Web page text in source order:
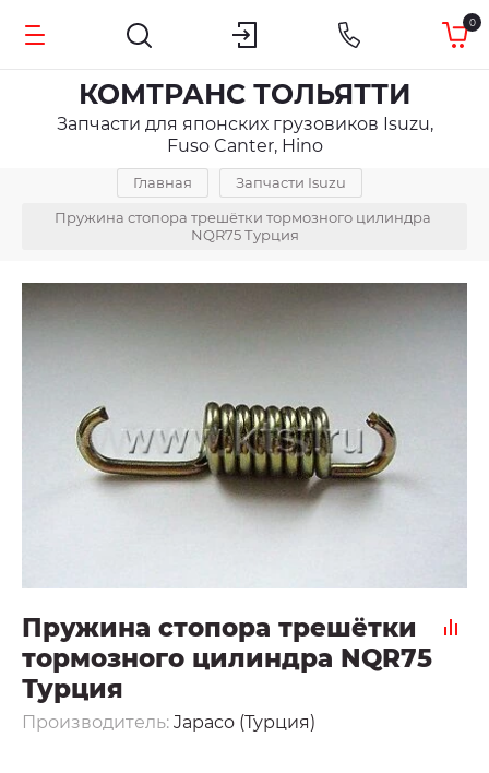
0
КОМТРАНС ТОЛЬЯТТИ
Запчасти для японских грузовиков Isuzu,
Fuso Canter, Hino
Главная
Запчасти Isuzu
Пружина стопора трешётки тормозного цилиндра
NQR75 Турция
Пружина стопора трешётки
тормозного цилиндра NQR75
Турция
Производитель: Japaco (Турция)